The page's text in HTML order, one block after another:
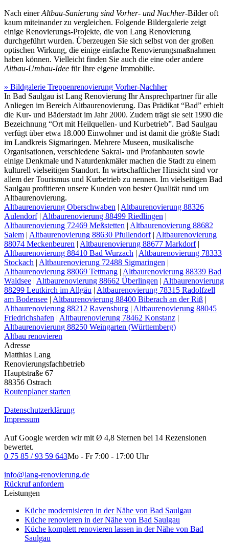
Nach einerAltbau-Sanierung sind Vorher- und Nachher-Bilder oft
kaum miteinander zu vergleichen. Folgende Bildergalerie zeigt
einige Renovierungs-Projekte, die von Lang Renovierung
durchgeführt wurden. Überzeugen Sie sich selbst von der großen
optischen Wirkung, die einige einfache Renovierungsmaßnahmen
haben können. Vielleicht finden Sie auch die eine oder andere
Altbau-Umbau-Idee für Ihre eigene Immobilie.
» Bildgalerie Treppenrenovierung Vorher-Nachher
In Bad Saulgau ist Lang Renovierung Ihr Ansprechpartner für alle
Anliegen im Bereich Altbaurenovierung. Das Prädikat “Bad” erhielt
die Kur- und Bäderstadt im Jahr 2000. Zudem trägt sie seit 1990 die
Bezeichnung “Ort mit Heilquellen- und Kurbetrieb”. Bad Saulgau
verfügt über etwa 18.000 Einwohner und ist damit die größte Stadt
im Landkreis Sigmaringen. Mehrere Museen, musikalische
Organisationen, verschiedene Sakral- und Profanbauten sowie
einige Denkmale und Naturdenkmäler machen die Stadt zu einem
kulturell vielseitigen Standort. In wirtschaftlicher Hinsicht sind vor
allem der Tourismus und Kurbetrieb zu nennen. Im vielseitigen Bad
Saulgau profitieren unsere Kunden von bester Qualität rund um
Altbaurenovierung.
Altbaurenovierung Oberschwaben | Altbaurenovierung 88326
Aulendorf| Altbaurenovierung 88499 Riedlingen |
Altbaurenovierung 72469 Meßstetten | Altbaurenovierung 88682
Salem | Altbaurenovierung 88630 Pfullendorf| Altbaurenovierung
88074 Meckenbeuren | Altbaurenovierung 88677 Markdorf|
Altbaurenovierung 88410 Bad Wurzach | Altbaurenovierung 78333
Stockach | Altbaurenovierung 72488 Sigmaringen |
Altbaurenovierung 88069 Tettnang | Altbaurenovierung 88339 Bad
Waldsee | Altbaurenovierung 88662 Überlingen | Altbaurenovierung
88299 Leutkirch im Allgäu | Altbaurenovierung 78315 Radolfzell
am Bodensee | Altbaurenovierung 88400 Biberach an der Riß |
Altbaurenovierung 88212 Ravensburg | Altbaurenovierung 88045
Friedrichshafen | Altbaurenovierung 78462 Konstanz |
Altbaurenovierung 88250 Weingarten (Württemberg)
Altbau renovieren
Adresse
Matthias Lang
Renovierungsfachbetrieb
Hauptstraße 67
88356 Ostrach
Routenplaner starten
Datenschutzerklärung
Impressum
Auf Google werden wir mit Ø 4,8 Sternen bei 14 Rezensionen
bewertet.
0 75 85 / 93 59 643Mo - Fr 7:00 - 17:00 Uhr
info@lang-renovierung.de
Rückruf anfordern
Leistungen
Küche modernisieren in der Nähe von Bad Saulgau
Küche renovieren in der Nähe von Bad Saulgau
Küche komplett renovieren lassen in der Nähe von Bad
Saulgau